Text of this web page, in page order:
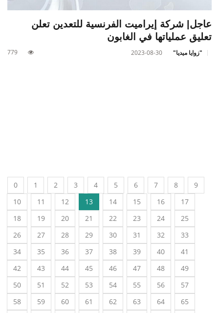
عاجل| شركة إيراميت الفرنسية للتعدين تعلن
تعليق عملياتها في الغابون
"زوايا ميديا" 2023-08-30
779
0 1 2 3 4 5 6 7 8
9
10
11 12 13 14 15 16
17
18
19 20 21 22 23 24
25
26
27 28 29 30 31 32
33
34
35 36 37 38 39 40
41
42
43 44 45 46 47 48
49
50
51 52 53 54 55 56
57
58
59 60 61 62 63 64
65